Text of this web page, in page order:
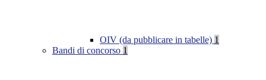
OIV (da pubblicare in tabelle) 1
Bandi di concorso 1